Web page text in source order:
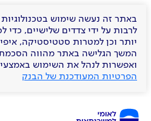
לרבות על ידי צדדים שלישיים, כדי
יותר וכן למטרות סטטיסטיקה,
המשך הגלישה באתר מהווה
ואפשרות לנהל את השימוש
הפרטיות המעודכנת של הבנק